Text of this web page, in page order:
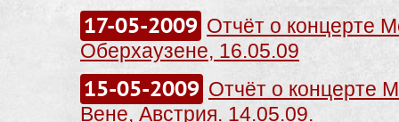
17-05-2009 Отчёт о концерте
Оберхаузене, 16.05.09
15-05-2009 Отчёт о концерте
Вене, Австрия. 14.05.09.